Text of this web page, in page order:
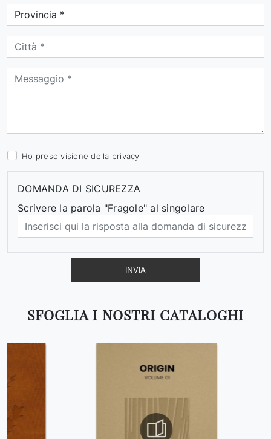
SFOGLIA I NOSTRI CATALOGHI
Ho preso visione della privacy
DOMANDA DI SICUREZZA
Scrivere la parola "Fragole" al singolare
INVIA